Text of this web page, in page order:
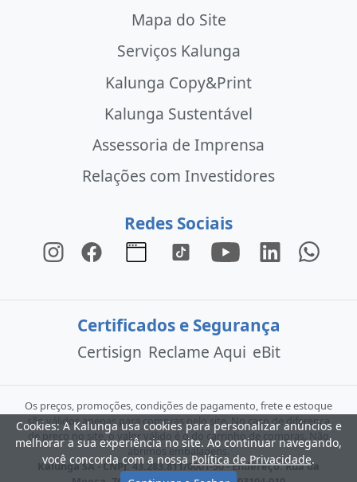
Mapa do Site
Serviços Kalunga
Kalunga Copy&Print
Kalunga Sustentável
Assessoria de Imprensa
Relações com Investidores
Redes Sociais
Certificados e Segurança
Certisign Reclame Aqui eBit
Os preços, promoções, condições de pagamento, frete e estoque
são válidos apenas para compras pelo site. No caso de diferença
de preço no site, o valor válido é o do carrinho de compras. Não
abrimos embalagens.
Kalunga SA - CNPJ: 43.283.811/0001-50 - Endereço: Rua da
Cookies: A Kalunga usa cookies para personalizar anúncios e
melhorar a sua experiência no site. Ao continuar navegando,
você concorda com a nossa Política de Privacidade.